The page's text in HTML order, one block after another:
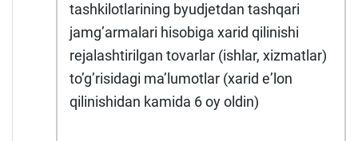
tashkilotlarining byudjetdan tashqari
jamgʼarmalari hisobiga xarid qilinishi
rejalashtirilgan tovarlar (ishlar, xizmatlar)
toʼgʼrisidagi maʼlumotlar (xarid eʼlon
qilinishidan kamida 6 oy oldin)